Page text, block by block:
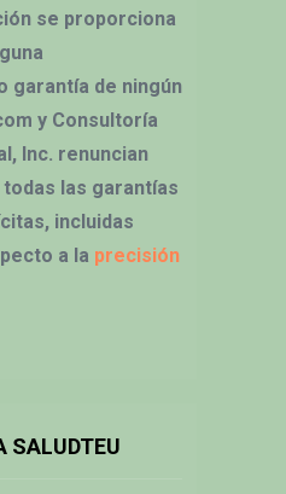
se proporciona
garantía de ningún
y Consultoría
Inc. renuncian
las garantías
incluidas
a la precisión
SALUDTEU